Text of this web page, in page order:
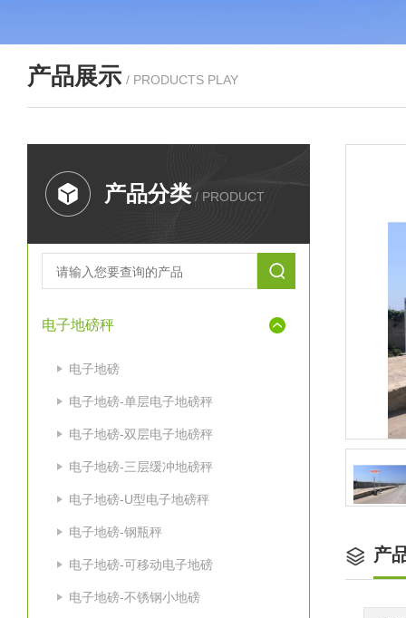
产品展示 / PRODUCTS PLAY
产品分类 / PRODUCT
电子地磅秤
电子地磅
电子地磅-单层电子地磅秤
电子地磅-双层电子地磅秤
电子地磅-三层缓冲地磅秤
电子地磅-U型电子地磅秤
电子地磅-钢瓶秤
电子地磅-可移动电子地磅
电子地磅-不锈钢小地磅
产